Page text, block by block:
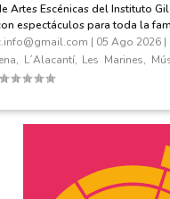
Artes Escénicas del Instituto
espectáculos para toda la
| 05 Ago 2026 |
, L´Alacantí, Les Marines,